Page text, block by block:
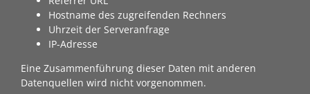
Hostname des zugreifenden Rechners
Uhrzeit der Serveranfrage
IP-Adresse
Eine Zusammenführung dieser Daten mit anderen
Datenquellen wird nicht vorgenommen.